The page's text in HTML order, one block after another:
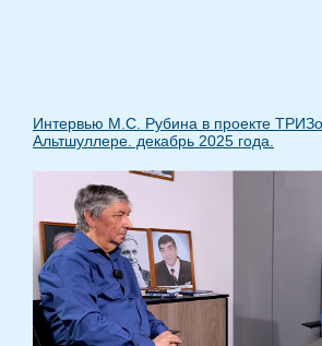
Интервью М.С. Рубина в проекте
Альтшуллере. декабрь 2025 года.